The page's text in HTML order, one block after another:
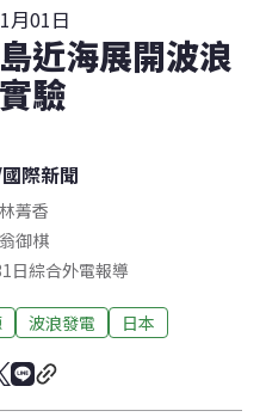
月01日
近海展開波浪
驗
國際新聞
林菁香
翁御棋
日綜合外電報導
波浪發電 日本